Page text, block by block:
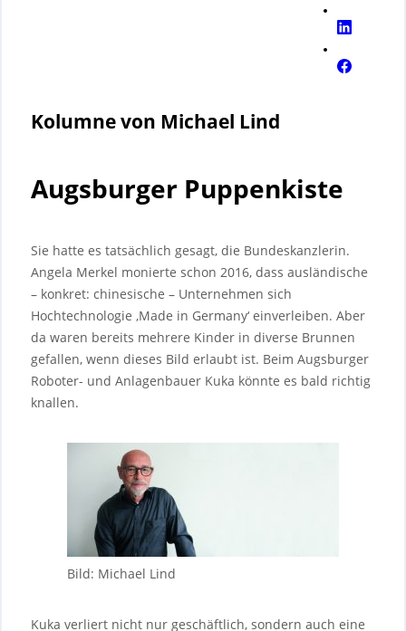
Kolumne von Michael Lind
Augsburger Puppenkiste
Sie hatte es tatsächlich gesagt, die Bundeskanzlerin.
Angela Merkel monierte schon 2016, dass ausländische
– konkret: chinesische – Unternehmen sich
Hochtechnologie ‚Made in Germany‘ einverleiben. Aber
da waren bereits mehrere Kinder in diverse Brunnen
gefallen, wenn dieses Bild erlaubt ist. Beim Augsburger
Roboter- und Anlagenbauer Kuka könnte es bald richtig
knallen.
Bild: Michael Lind
Kuka verliert nicht nur geschäftlich, sondern auch eine